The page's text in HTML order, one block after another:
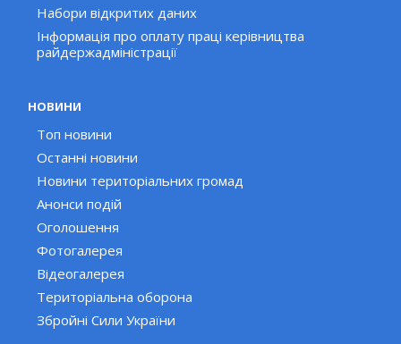
Набори відкритих даних
Інформація про оплату праці керівництва
райдержадміністрації
НОВИНИ
Топ новини
Останні новини
Новини територіальних громад
Анонси подій
Оголошення
Фотогалерея
Відеогалерея
Територіальна оборона
Збройні Сили України